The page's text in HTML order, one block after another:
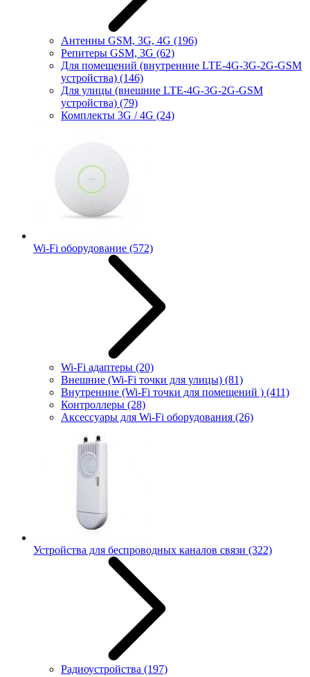
Антенны GSM, 3G, 4G (196)
Репитеры GSM, 3G (62)
Для помещений (внутренние LTE-4G-3G-2G-GSM
устройства) (146)
Для улицы (внешние LTE-4G-3G-2G-GSM
устройства) (79)
Комплекты 3G / 4G (24)
Wi-Fi оборудование (572)
Wi-Fi адаптеры (20)
Внешние (Wi-Fi точки для улицы) (81)
Внутренние (Wi-Fi точки для помещений ) (411)
Контроллеры (28)
Аксессуары для Wi-Fi оборудования (26)
Устройства для беспроводных каналов связи (322)
Радиоустройства (197)